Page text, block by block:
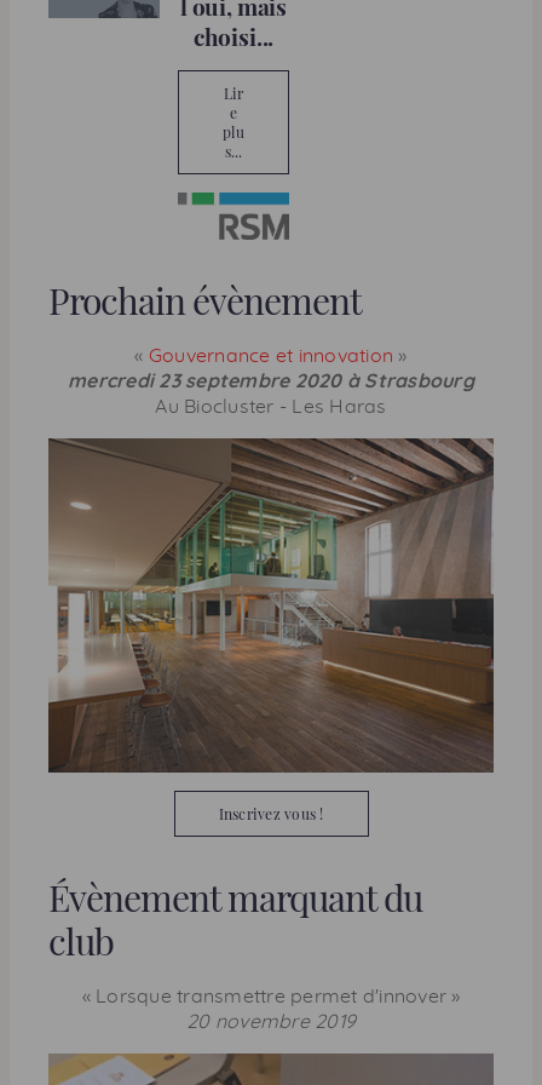
l oui, mais
choisi...
Lir
e
plu
s...
Prochain évènement
« Gouvernance et innovation »
mercredi 23 septembre 2020 à Strasbourg
Au Biocluster - Les Haras
Inscrivez vous !
Évènement marquant du
club
« Lorsque transmettre permet d'innover »
20 novembre 2019